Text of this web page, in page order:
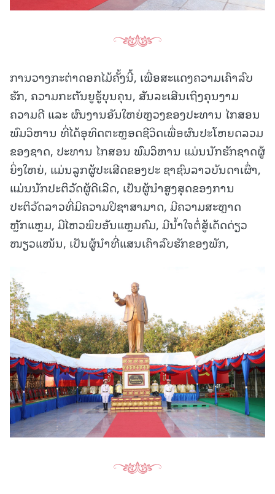
ການວາງກະຕ່າດອກໄມ້ຄັ້ງນີ້, ເພື່ອສະແດງຄວາມເຄົາລົບ
ຮັກ, ຄວາມກະຕັນຍູຮູ້ບຸນຄຸນ, ສັນລະເສີນເຖິງຄຸນງາມ
ຄວາມດີ ແລະ ຜົນງານອັນໃຫຍ່ຫຼວງຂອງປະທານ ໄກສອນ
ພົມວິຫານ ທີ່ໄດ້ອຸທິດຕະຫຼອດຊີວິດເພື່ອຜົນປະໂຫຍດລວມ
ຂອງຊາດ, ປະທານ ໄກສອນ ພົມວິຫານ ແມ່ນນັກຮັກຊາດຜູ້
ຍິ່ງໃຫຍ່, ແມ່ນລູກຜູ້ປະເສີດຂອງປະ ຊາຊົນລາວບັນດາເຜົ່າ,
ແມ່ນນັກປະຕິວັດຜູ້ດີເລີດ, ເປັນຜູ້ນໍາສູງສຸດຂອງການ
ປະຕິວັດລາວທີ່ມີຄວາມປີຊາສາມາດ, ມີຄວາມສະຫຼາດ
ຫຼັກແຫຼມ, ມີໄຫວພິບອັນແຫຼມຄົມ, ມີນໍ້າໃຈຕໍ່ສູ້ເດັດດ່ຽວ
ໜຽວແໜ້ນ, ເປັນຜູ້ນຳທີ່ແສນເຄົາລົບຮັກຂອງພັກ,